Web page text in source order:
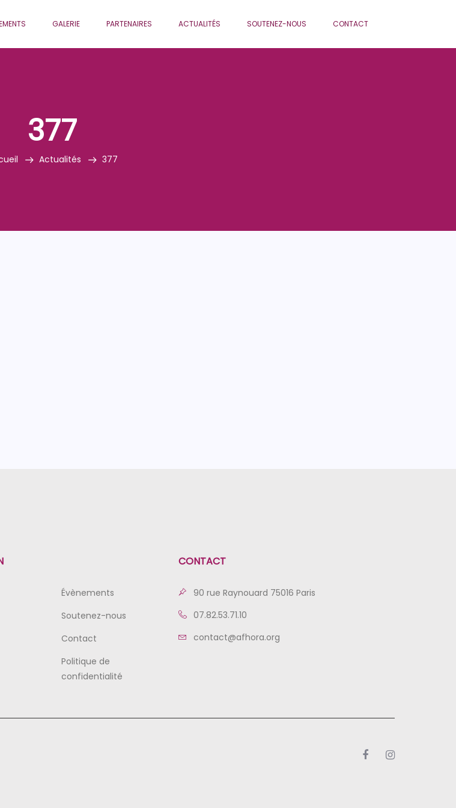
GALERIE PARTENAIRES ACTUALITÉS SOUTENEZ-NOUS CONTACT
377
Actualités 377
Évènements
Soutenez-nous
Contact
Politique de
confidentialité
CONTACT
90 rue Raynouard 75016 Paris
07.82.53.71.10
contact@afhora.org